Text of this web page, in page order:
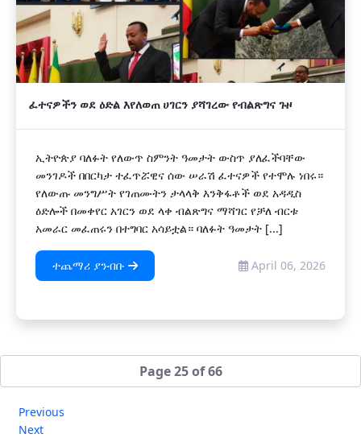
ፈተናዎችን ወደ ዕድል እየለወጠ ሀገርን ያሻገረው የብልጽግና ጉዞ
ኢትዮጵያ ባለፉት የለውጥ ስምንት ዓመታት ውስጥ ያለፈችባቸው
መንገዶች በበርካታ ተፈጥሯዊና ሰው ሠራሽ ፈተናዎች የተሞሉ ነበሩ።
የለውጡ መንግሥት የገጠሙትን ታላላቅ እንቅፋቶች ወደ አዳዲስ
ዕድሎች በመቀየር አገርን ወደ ላቀ ብልጽግና ማሻገር የቻለ ብርቱ
አመራር መፈጠሩን በተግባር አሳይቷል። ባለፉት ዓመታት [...]
ተጨማሪ ያንብቡ April 06, 2026
Page 25 of 66
Previous
Next